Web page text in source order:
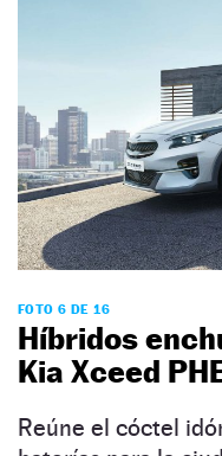
FOTO 6 DE 16
Híbridos
Kia Xceed
Reúne el cóctel